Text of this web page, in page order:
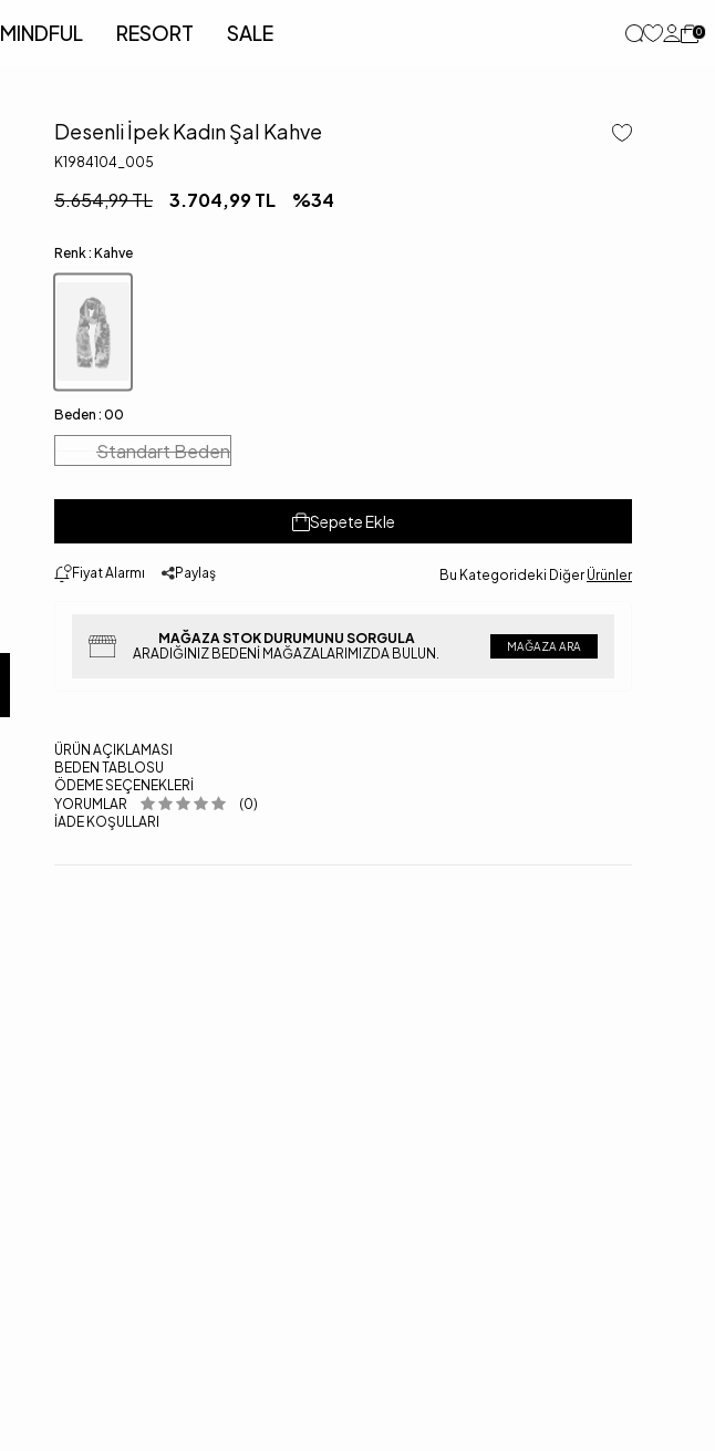
MINDFUL RESORT SALE 0
Desenli İpek Kadın Şal Kahve
K1984104_005
5.654,99TL 3.704,99TL %34
Renk : Kahve
Beden : 00
Standart Beden
Sepete Ekle
Fiyat Alarmı Paylaş Bu Kategorideki Diğer Ürünler
MAĞAZA STOK DURUMUNU SORGULA
ARADIĞINIZ BEDENI MAĞAZALARIMIZDA BULUN.
MAĞAZA ARA
ÜRÜN AÇIKLAMASI
BEDEN TABLOSU
ÖDEME SEÇENEKLERI
YORUMLAR
(0)
İADE KOŞULLARI